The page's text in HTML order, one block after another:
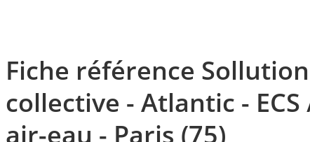
Fiche référence Sollution
collective - Atlantic - ECS
air-eau - Paris (75)